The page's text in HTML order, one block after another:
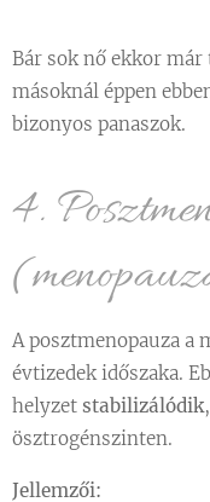
Bár sok nő ekkor már
másoknál éppen
bizonyos panaszok.
4.
A posztmenopauza a
évtizedek időszaka.
helyzet stabilizálódik
ösztrogénszinten.
Jellemzői: